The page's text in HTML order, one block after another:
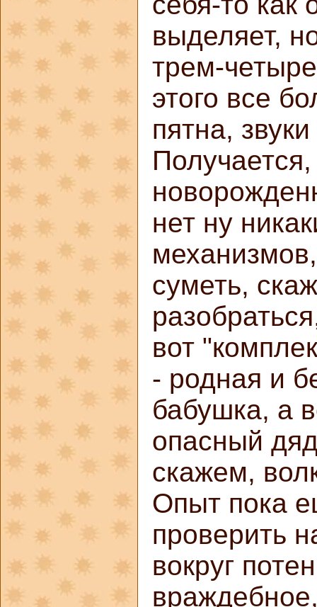
выделяет,
трем-
этого все
пятна,
Получается,
нет ну
суметь,
вот
- родная и
бабушка, а
опасный
скажем,
Опыт пока
проверить
вокруг